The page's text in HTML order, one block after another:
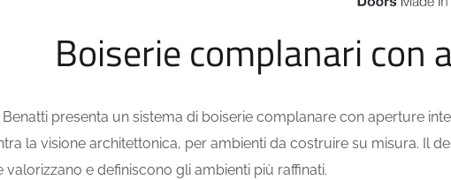
Boiserie complanari con
Benatti presenta un sistema di boiserie complanare con aperture
la visione architettonica, per ambienti da costruire su misura. Il
valorizzano e definiscono gli ambienti più raffinati.